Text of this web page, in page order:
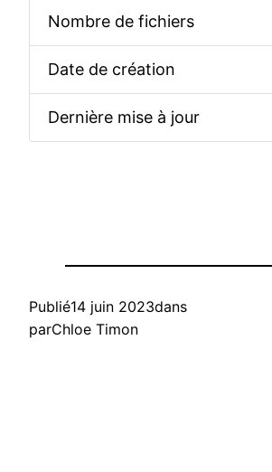
Nombre de fichiers
Date de création
Dernière mise à jour
Publié14 juin 2023dans
parChloe Timon